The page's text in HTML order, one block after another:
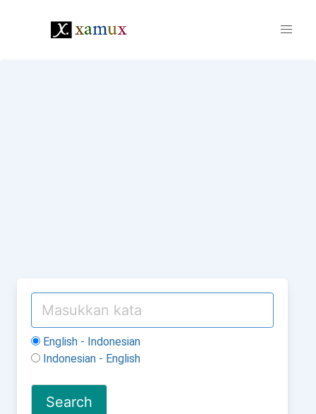
English - Indonesian
Indonesian - English